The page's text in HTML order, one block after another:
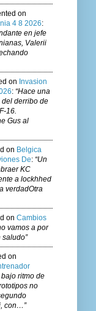
on
4 8 2026:
en jefe
Valerii
on Invasion
: “Hace una
derribo de
16.
Gus al
on Belgica
De: “Un
KC
a lockhhed
verdadOtra
on Cambios
vamos a por
on
bajo ritmo de
no
con…”